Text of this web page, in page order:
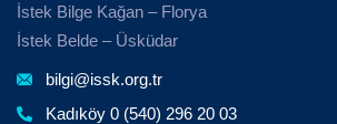
İstek Bilge Kağan – Florya
İstek Belde – Üsküdar
bilgi@issk.org.tr
Kadıköy 0 (540) 296 20 03